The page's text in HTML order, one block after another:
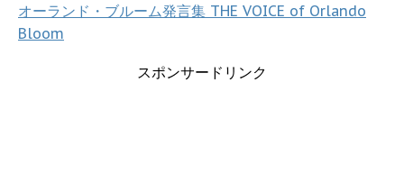
オーランド・ブルーム発言集 THE VOICE of Orlando
Bloom
スポンサードリンク